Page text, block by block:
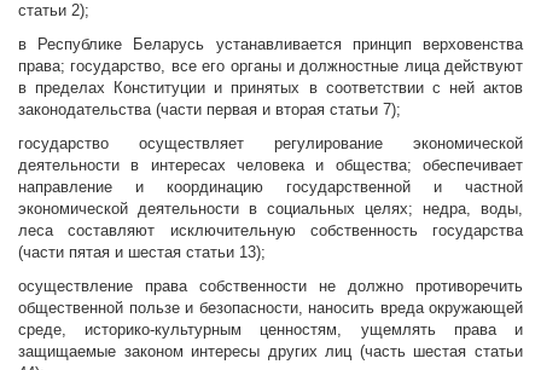
статьи 2);
в Республике Беларусь устанавливается принцип верховенства
права; государство, все его органы и должностные лица действуют
в пределах Конституции и принятых в соответствии с ней актов
законодательства (части первая и вторая статьи 7);
государство осуществляет регулирование экономической
деятельности в интересах человека и общества; обеспечивает
направление и координацию государственной и частной
экономической деятельности в социальных целях; недра, воды,
леса составляют исключительную собственность государства
(части пятая и шестая статьи 13);
осуществление права собственности не должно противоречить
общественной пользе и безопасности, наносить вреда окружающей
среде, историко-культурным ценностям, ущемлять права и
защищаемые законом интересы других лиц (часть шестая статьи